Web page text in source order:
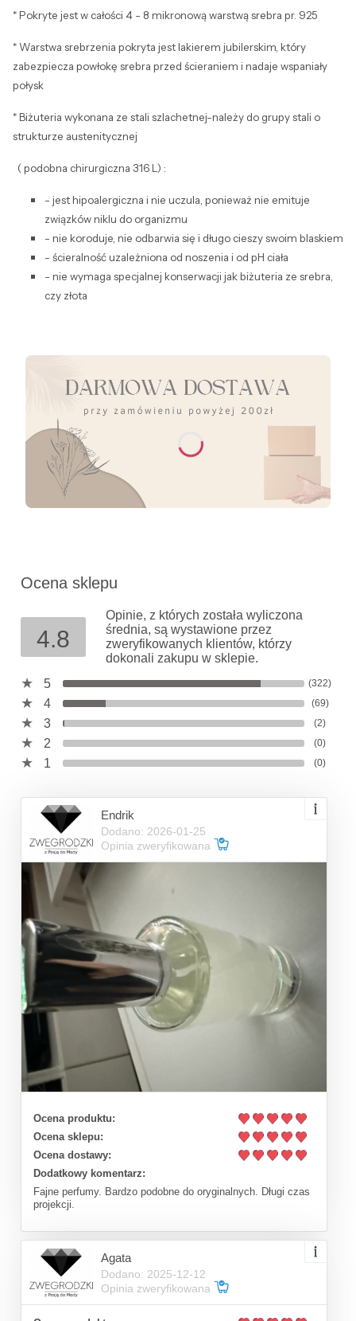
* Pokryte jest w całości 4 - 8 mikronową warstwą srebra pr. 925
* Warstwa srebrzenia pokryta jest lakierem jubilerskim, który
zabezpiecza powłokę srebra przed ścieraniem i nadaje wspaniały
połysk
* Biżuteria wykonana ze stali szlachetnej-należy do grupy stali o
strukturze austenitycznej
( podobna chirurgiczna 316 L) :
- jest hipoalergiczna i nie uczula, ponieważ nie emituje
związków niklu do organizmu
- nie koroduje, nie odbarwia się i długo cieszy swoim blaskiem
- ścieralność uzależniona od noszenia i od pH ciała
- nie wymaga specjalnej konserwacji jak biżuteria ze srebra,
czy złota
Ocena sklepu
4.8
Opinie, z których została wyliczona
średnia, są wystawione przez
zweryfikowanych klientów, którzy
dokonali zakupu w sklepie.
5
(322)
4 (69)
3 (2)
2 (0)
1 (0)
Endrik
Dodano: 2026-01-25
Opinia zweryfikowana
Ocena produktu:
Ocena sklepu:
Ocena dostawy:
Dodatkowy komentarz:
Fajne perfumy. Bardzo podobne do oryginalnych. Długi czas
projekcji.
Agata
Dodano: 2025-12-12
Opinia zweryfikowana